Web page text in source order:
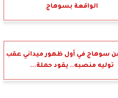
الواقعة بسوهاج
سوهاج في أول ظهور ميداني عقب
توليه منصبه.. يقود حملة...